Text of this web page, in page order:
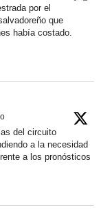
por el
que
había costado.
del circuito
a la necesidad
a los pronósticos